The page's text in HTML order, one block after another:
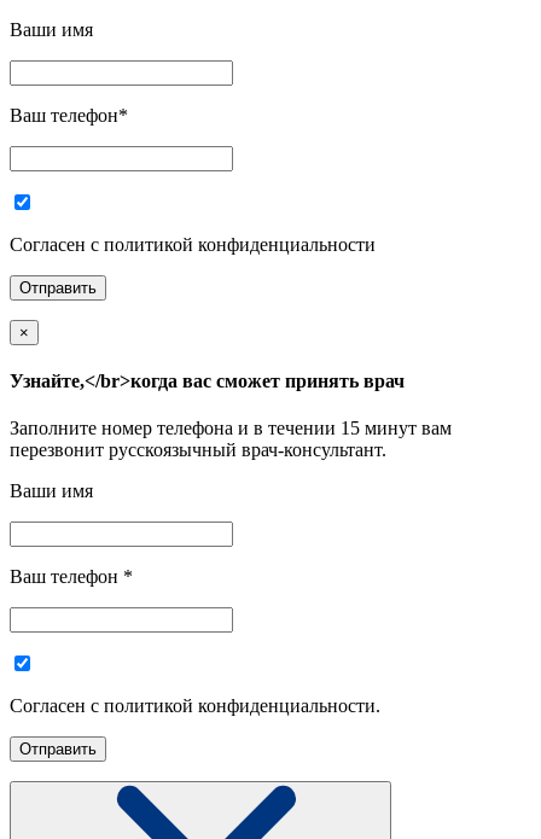
Ваши имя
Ваш телефон*
Согласен с политикой конфиденциальности
×
Узнайте,</br>когда вас сможет принять врач
Заполните номер телефона и в течении 15 минут вам
перезвонит русскоязычный врач-консультант.
Ваши имя
Ваш телефон *
Согласен с политикой конфиденциальности.